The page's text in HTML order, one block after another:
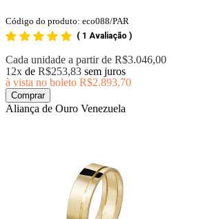
Código do produto: eco088/PAR
( 1 Avaliação )
Cada unidade a partir de R$3.046,00
12x de R$253,83 sem juros
à vista no boleto R$2.893,70
Comprar
Aliança de Ouro Venezuela